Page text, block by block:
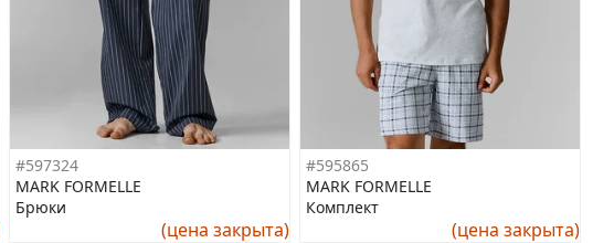
#597324
MARK FORMELLE
Брюки
(цена закрыта)
#595865
MARK FORMELLE
Комплект
(цена закрыта)